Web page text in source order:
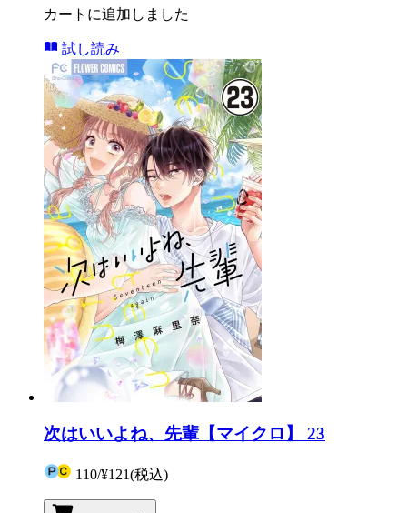
カートに追加しました
試し読み
次はいいよね、先輩【マイクロ】 23
110/¥121(税込)